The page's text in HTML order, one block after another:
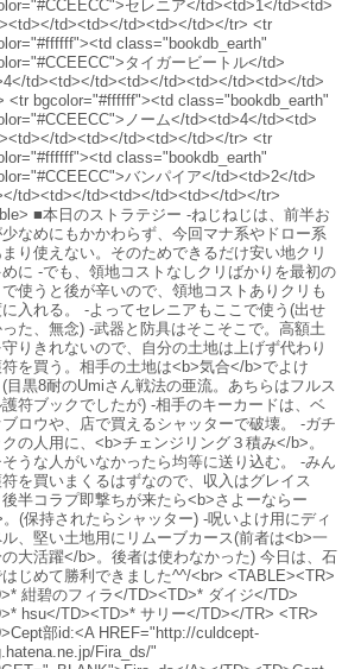
セレニア</td><td>1</td><td>
td><td></td><td></td></tr> <tr
class="bookdb_earth"
タイガービートル</td>
td><td></td><td></td><td></td><td></td>
<tr bgcolor="#ffffff"><td class="bookdb_earth"
ノーム</td><td>4</td><td>
td><td></td><td></td></tr> <tr
class="bookdb_earth"
バンパイア</td><td>2</td>
td><td></td><td></td><td></td></tr>
■本日のストラテジー -ねじねじは、前半お
なめにもかかわらず、今回マナ系やドロー系
まり使えない。そのためできるだけ安い地クリ
めに -でも、領地コストなしクリばかりを最初の
使うと後が辛いので、領地コストありクリも
入れる。 -よってセレニアもここで使う(出せ
った、無念) -武器と防具はそこそこで。高額土
りきれないので、自分の土地は上げず代わり
符を買う。相手の土地は<b>気合</b>でよけ
(目黒8耐のUmiさん戦法の亜流。あちらはフルス
符ブックでしたが) -相手のキーカードは、ベ
ブロウや、店で買えるシャッターで破壊。 -ガチ
の人用に、<b>チェンジリング３積み</b>。
そうな人がいなかったら均等に送り込む。 -みん
符を買いまくるはずなので、収入はグレイス
半コラプ即撃ちが来たら<b>さよーならー
(保持されたらシャッター) -呪いよけ用にディ
ル、堅い土地用にリムーブカース(前者は<b>一
大活躍</b>。後者は使わなかった) 今日は、石
はじめて勝利できました^^/<br> <TABLE><TR>
紺碧のフィラ</TD><TD>* ダイジ</TD>
hsu</TD><TD>* サリー</TD></TR> <TR>
部id:<A HREF="http://culdcept-
Fira_ds/"